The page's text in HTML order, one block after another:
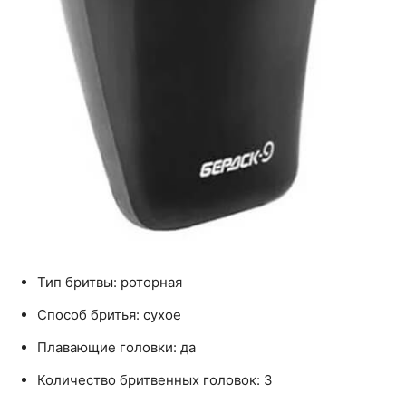
Тип бритвы: роторная
Способ бритья: сухое
Плавающие головки: да
Количество бритвенных головок: 3